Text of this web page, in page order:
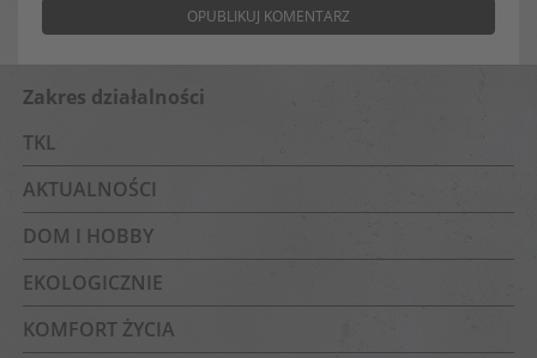
Zakres działalności
TKL
AKTUALNOŚCI
DOM I HOBBY
EKOLOGICZNIE
KOMFORT ŻYCIA